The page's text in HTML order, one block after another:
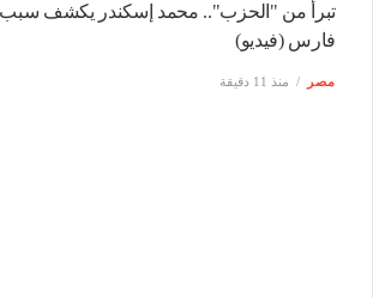
تبرأ من "الحزب".. محمد إسكندر يكشف سبب
فارس (فيديو)
مصر منذ 11 دقيقة